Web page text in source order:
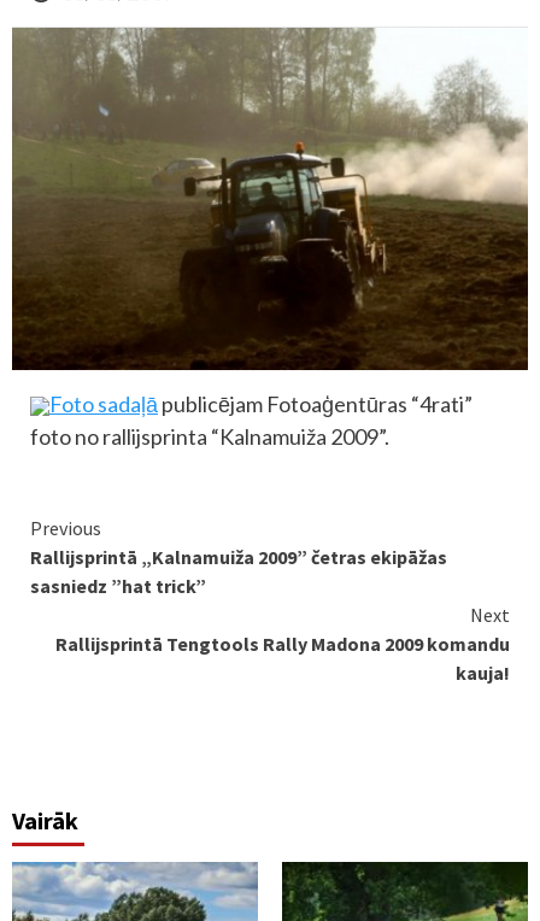
Foto sadaļā publicējam Fotoaģentūras “4rati”
foto no rallijsprinta “Kalnamuiža 2009”.
Continue
Reading
Previous
Rallijsprintā „Kalnamuiža 2009” četras ekipāžas
sasniedz ”hat trick”
Next
Rallijsprintā Tengtools Rally Madona 2009 komandu
kauja!
Vairāk